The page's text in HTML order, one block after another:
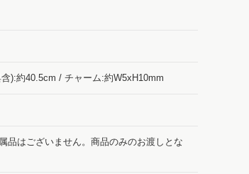
):約40.5cm / チャーム:約W5xH10mm
品はございません。商品のみのお渡しとな